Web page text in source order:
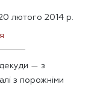
лютого 2014 р.
— з
з порожніми